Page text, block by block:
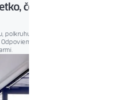
čo potrebujete
polkruhu, trojuholníka alebo
na najdôležitejšie otázky